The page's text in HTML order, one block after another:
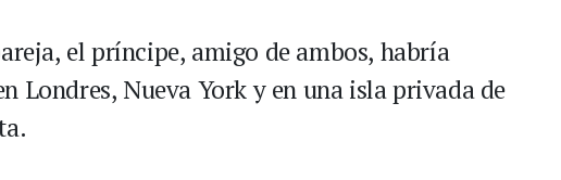
el príncipe, amigo de ambos, habría
Londres, Nueva York y en una isla privada de